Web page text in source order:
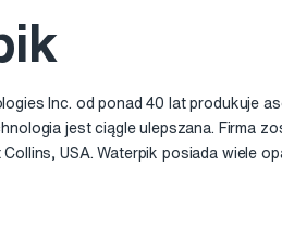
Inc. od ponad 40 lat produkuje
jest ciągle ulepszana. Firma
Collins, USA. Waterpik posiada wiele
i wielokrotnie nagradzane.